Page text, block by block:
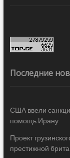
Последние
США ввели
помощь Ирану
Проект
престижной